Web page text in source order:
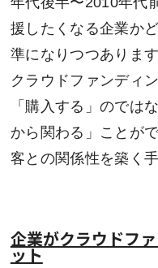
援したくなる企業か
準になりつつあります
クラウドファンディ
「購入する」のでは
から関わる」ことが
客との関係性を築く
企業がクラウドフ
ット